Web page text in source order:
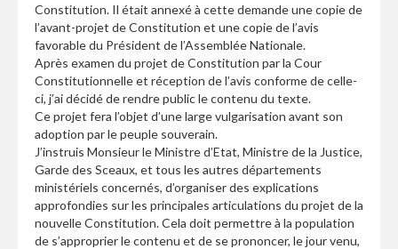
Constitution. Il était annexé à cette demande une copie de
l’avant-projet de Constitution et une copie de l’avis
favorable du Président de l’Assemblée Nationale.
Après examen du projet de Constitution par la Cour
Constitutionnelle et réception de l’avis conforme de celle-
ci, j’ai décidé de rendre public le contenu du texte.
Ce projet fera l’objet d’une large vulgarisation avant son
adoption par le peuple souverain.
J’instruis Monsieur le Ministre d’Etat, Ministre de la Justice,
Garde des Sceaux, et tous les autres départements
ministériels concernés, d’organiser des explications
approfondies sur les principales articulations du projet de la
nouvelle Constitution. Cela doit permettre à la population
de s’approprier le contenu et de se prononcer, le jour venu,